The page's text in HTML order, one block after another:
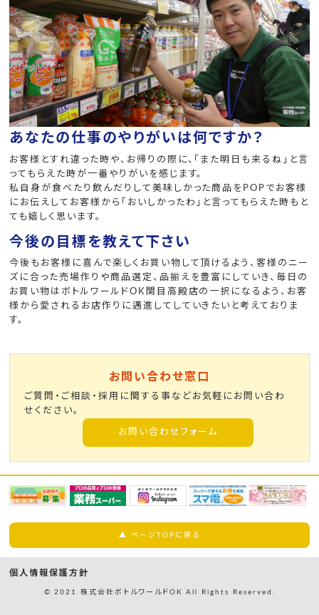
あなたの仕事のやりがいは何ですか？
お客様とすれ違った時や、お帰りの際に、「また明日も来るね」と言
ってもらえた時が一番やりがいを感じます。
私自身が食べたり飲んだりして美味しかった商品をPOPでお客様
にお伝えしてお客様から「おいしかったわ」と言ってもらえた時もと
ても嬉しく思います。
今後の目標を教えて下さい
今後もお客様に喜んで楽しくお買い物して頂けるよう、客様のニー
ズに合った売場作りや商品選定、品揃えを豊富にしていき、毎日の
お買い物はボトルワールドOK関目高殿店の一択になるよう、お客
様から愛されるお店作りに邁進してしていきたいと考えておりま
す。
お問い合わせ窓口
ご質問・ご相談・採用に関する事などお気軽にお問い合わ
せください。
お問い合わせフォーム
▲ ページTOPに戻る
個人情報保護方針
© 2021 株式会社ボトルワールドOK All Rights Reserved.